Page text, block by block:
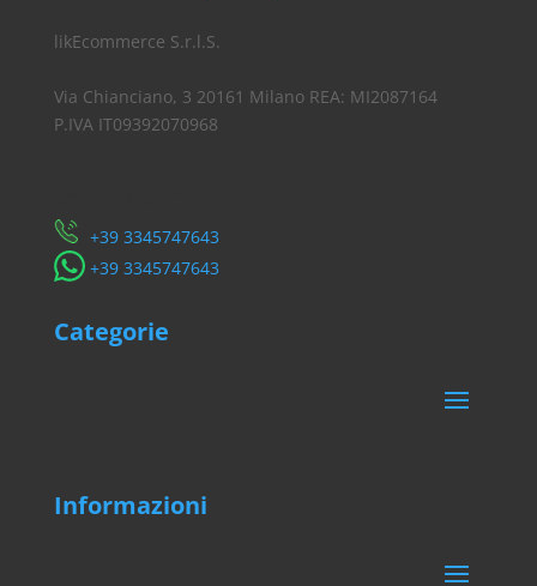
likEcommerce S.r.l.S.
Via Chianciano, 3 20161 Milano REA: MI2087164
P.IVA IT09392070968
​+39 3345747643
​+39 3345747643
Categorie
Informazioni